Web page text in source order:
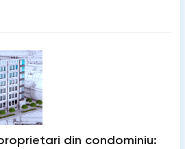
din condominiu: